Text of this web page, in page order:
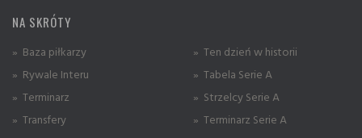
NA SKRÓTY
» Baza piłkarzy
» Rywale Interu
» Terminarz
» Transfery
» Ten dzień w historii
» Tabela Serie A
» Strzelcy Serie A
» Terminarz Serie A